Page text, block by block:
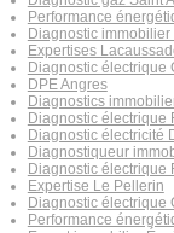
Performance
Diagnostic immobilier
Expertises
Diagnostic électrique
DPE Angres
Diagnostics
Diagnostic électrique
Diagnostic électricité
Diagnostiqueur
Diagnostic électrique
Expertise Le Pellerin
Diagnostic électrique
Performance